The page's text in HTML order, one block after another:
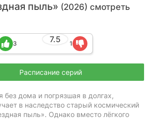
пыль» (2026) смотреть
7.5
3 1
Расписание серий
без дома и погрязшая в долгах,
в наследство старый космический
пыль». Однако вместо лёгкого